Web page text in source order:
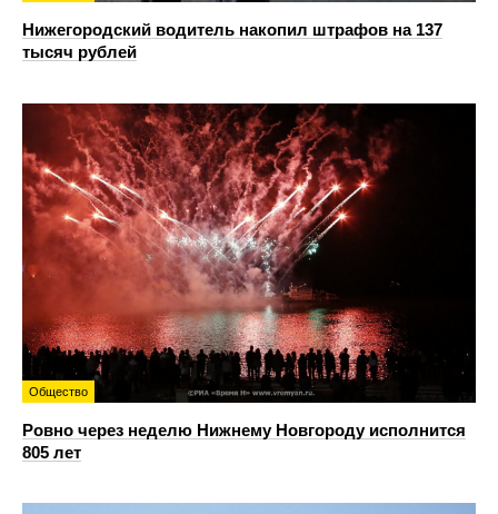
Нижегородский водитель накопил штрафов на 137
тысяч рублей
Общество
Ровно через неделю Нижнему Новгороду исполнится
805 лет